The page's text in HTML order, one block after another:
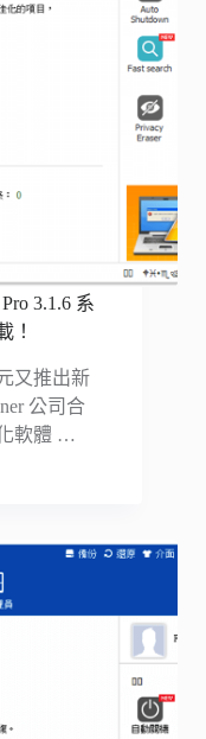
3.1.6 系
！
又推出新
公司合
軟體 …